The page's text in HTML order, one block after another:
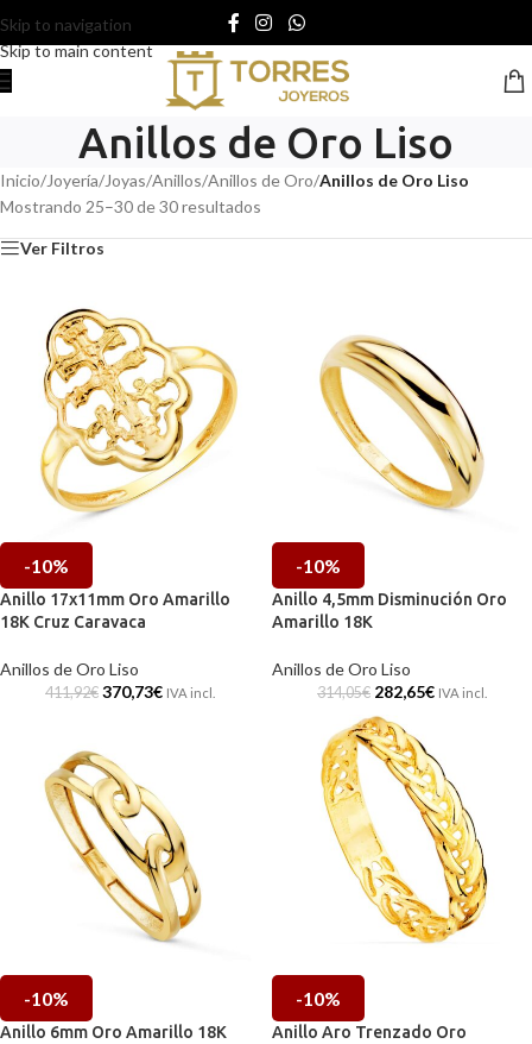
Skip to navigation
Skip to main content
Anillos de Oro Liso
Inicio/Joyería/Joyas/Anillos/Anillos de Oro/Anillos de Oro Liso
Mostrando 25–30 de 30 resultados
Ver Filtros
-10%
Anillo 17x11mm Oro Amarillo
18K Cruz Caravaca
Anillos de Oro Liso
411,92€ 370,73€ IVA incl.
-10%
Anillo 4,5mm Disminución Oro
Amarillo 18K
Anillos de Oro Liso
314,05€ 282,65€ IVA incl.
-10%
Anillo 6mm Oro Amarillo 18K
-10%
Anillo Aro Trenzado Oro